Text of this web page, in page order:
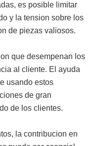
es posible limitar
y la tension sobre los
de piezas valiosos.
que desempenan los
al cliente. El ayuda
usando estos
de gran
de los clientes.
la contribucion en